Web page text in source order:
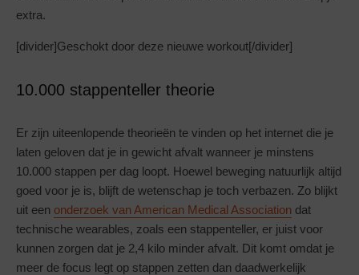
extra.
[divider]Geschokt door deze nieuwe workout[/divider]
10.000 stappenteller theorie
Er zijn uiteenlopende theorieën te vinden op het internet die je
laten geloven dat je in gewicht afvalt wanneer je minstens
10.000 stappen per dag loopt. Hoewel beweging natuurlijk altijd
goed voor je is, blijft de wetenschap je toch verbazen. Zo blijkt
uit een onderzoek van American Medical Association dat
technische wearables, zoals een stappenteller, er juist voor
kunnen zorgen dat je 2,4 kilo minder afvalt. Dit komt omdat je
meer de focus legt op stappen zetten dan daadwerkelijk